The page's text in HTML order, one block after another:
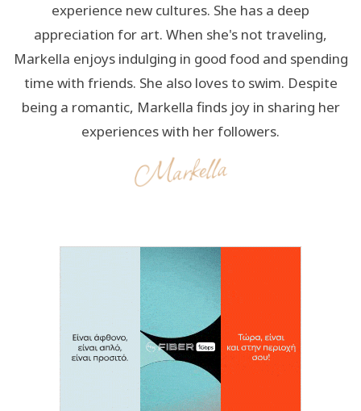
experience new cultures. She has a deep
appreciation for art. When she's not traveling,
Markella enjoys indulging in good food and spending
time with friends. She also loves to swim. Despite
being a romantic, Markella finds joy in sharing her
experiences with her followers.